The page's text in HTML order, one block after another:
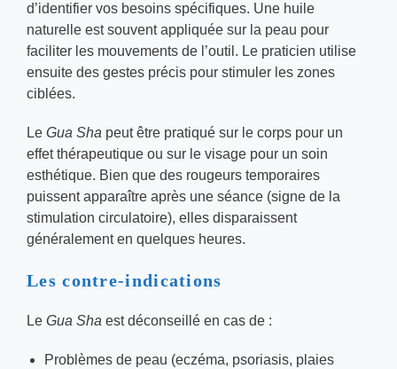
d’identifier vos besoins spécifiques. Une huile
naturelle est souvent appliquée sur la peau pour
faciliter les mouvements de l’outil. Le praticien utilise
ensuite des gestes précis pour stimuler les zones
ciblées.
Le Gua Sha peut être pratiqué sur le corps pour un
effet thérapeutique ou sur le visage pour un soin
esthétique. Bien que des rougeurs temporaires
puissent apparaître après une séance (signe de la
stimulation circulatoire), elles disparaissent
généralement en quelques heures.
Les contre-indications
Le Gua Sha est déconseillé en cas de :
Problèmes de peau (eczéma, psoriasis, plaies